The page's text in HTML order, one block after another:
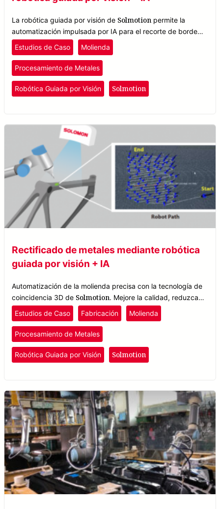
La robótica guiada por visión de Solmotion permite la
automatización impulsada por IA para el recorte de bordes
de rieles, mejorando la eficiencia y el suministro en la
fabricación ferroviaria.
Estudios de Caso Molienda
Procesamiento de Metales
Robótica Guiada por Visión Solmotion
Rectificado de metales mediante robótica
guiada por visión + IA
Automatización de la molienda precisa con la tecnología de
coincidencia 3D de Solmotion. Mejore la calidad, reduzca
los residuos y aumente la productividad en la fabricación de
componentes metálicos.
Estudios de Caso Fabricación Molienda
Procesamiento de Metales
Robótica Guiada por Visión Solmotion